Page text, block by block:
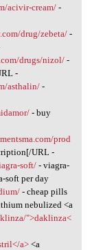
acivir-cream/-
drug/zebeta/-
drugs/nizol/-
-
asthalin/-
- buy
prod
URL -
soft/- viagra-
soft per day
- cheap pills
nebulized <a
">daklinza<
a><a